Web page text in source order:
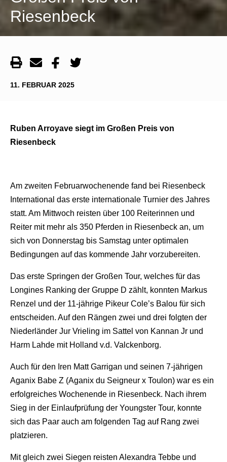
Riesenbeck
11. FEBRUAR 2025
Ruben Arroyave siegt im Großen Preis von
Riesenbeck
Am zweiten Februarwochenende fand bei Riesenbeck
International das erste internationale Turnier des Jahres
statt. Am Mittwoch reisten über 100 Reiterinnen und
Reiter mit mehr als 350 Pferden in Riesenbeck an, um
sich von Donnerstag bis Samstag unter optimalen
Bedingungen auf das kommende Jahr vorzubereiten.
Das erste Springen der Großen Tour, welches für das
Longines Ranking der Gruppe D zählt, konnten Markus
Renzel und der 11-jährige Pikeur Cole’s Balou für sich
entscheiden. Auf den Rängen zwei und drei folgten der
Niederländer Jur Vrieling im Sattel von Kannan Jr und
Harm Lahde mit Holland v.d. Valckenborg.
Auch für den Iren Matt Garrigan und seinen 7-jährigen
Aganix Babe Z (Aganix du Seigneur x Toulon) war es ein
erfolgreiches Wochenende in Riesenbeck. Nach ihrem
Sieg in der Einlaufprüfung der Youngster Tour, konnte
sich das Paar auch am folgenden Tag auf Rang zwei
platzieren.
Mit gleich zwei Siegen reisten Alexandra Tebbe und